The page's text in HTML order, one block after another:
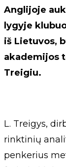
Anglijoje
lygyje
iš Lietuvos,
akademijos
Treigiu.
L. Treigys,
rinktinių
penkerius